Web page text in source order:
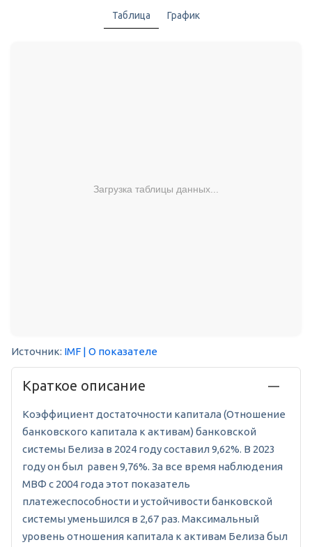
Таблица График
Загрузка таблицы данных...
Источник: IMF | О показателе
Краткое описание
Коэффициент достаточности капитала (Отношение
банковского капитала к активам) банковской
системы Белиза в 2024 году составил 9,62%. В 2023
году он был равен 9,76%. За все время наблюдения
МВФ с 2004 года этот показатель
платежеспособности и устойчивости банковской
системы уменьшился в 2,67 раз. Максимальный
уровень отношения капитала к активам Белиза был